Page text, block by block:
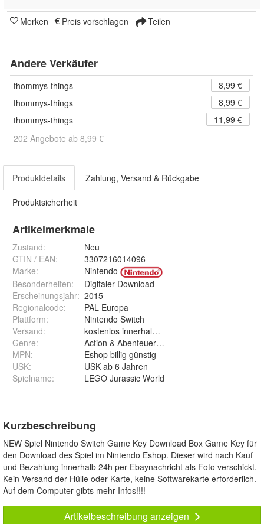
Merken Preis vorschlagen Teilen
Andere Verkäufer
thommys-things
8,99 €
thommys-things
8,99 €
thommys-things
11,99 €
202 Angebote ab 8,99 €
Produktdetails Zahlung, Versand & Rückgabe
Produktsicherheit
Artikelmerkmale
Zustand:
Neu
GTIN / EAN:
3307216014096
Marke:
Nintendo
Besonderheiten:
Digitaler Download
Erscheinungsjahr: 2015
Regionalcode:
PAL Europa
Plattform:
Nintendo Switch
Versand:
kostenlos innerhalb 24 Std. per Ebaynachricht
Genre:
Action & Abenteuer, Arkade, Familie/Kinder, Fa
MPN:
Eshop billig günstig
USK:
USK ab 6 Jahren
Spielname: LEGO Jurassic World
Kurzbeschreibung
NEW Spiel Nintendo Switch Game Key Download Box Game Key für
den Download des Spiel im Nintendo Eshop. Dieser wird nach Kauf
und Bezahlung innerhalb 24h per Ebaynachricht als Foto verschickt.
Kein Versand der Hülle oder Karte, keine Softwarekarte erforderlich.
Auf dem Computer gibts mehr Infos!!!!
Artikelbeschreibung anzeigen